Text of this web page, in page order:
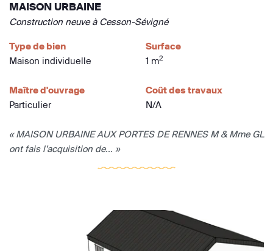
MAISON URBAINE
Construction neuve à Cesson-Sévigné
Type de bien
Maison individuelle
Surface
1 m2
Maître d'ouvrage
Particulier
Coût des travaux
N/A
« MAISON URBAINE AUX PORTES DE RENNES M & Mme GL
ont fais l’acquisition de... »